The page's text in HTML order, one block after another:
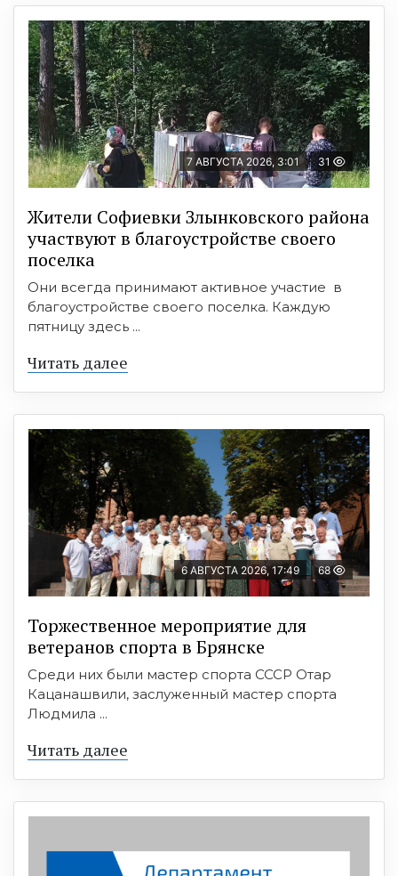
7 АВГУСТА 2026, 3:01 31
Жители Софиевки Злынковского района
участвуют в благоустройстве своего
поселка
Они всегда принимают активное участие в
благоустройстве своего поселка. Каждую
пятницу здесь ...
Читать далее
6 АВГУСТА 2026, 17:49 68
Торжественное мероприятие для
ветеранов спорта в Брянске
Среди них были мастер спорта СССР Отар
Кацанашвили, заслуженный мастер спорта
Людмила ...
Читать далее